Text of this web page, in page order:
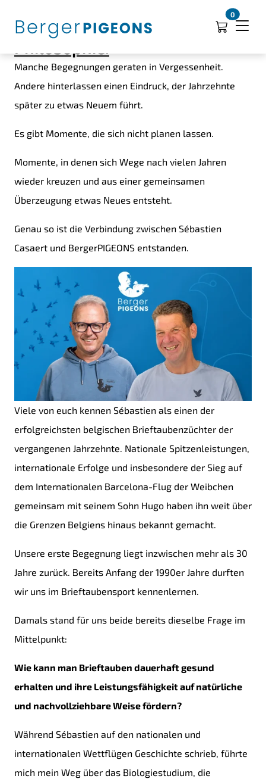
0
Zwei Wege, eine gemeinsame
Manche Begegnungen geraten in Vergessenheit.
Andere hinterlassen einen Eindruck, der Jahrzehnte
später zu etwas Neuem führt.
Es gibt Momente, die sich nicht planen lassen.
Momente, in denen sich Wege nach vielen Jahren
wieder kreuzen und aus einer gemeinsamen
Überzeugung etwas Neues entsteht.
Genau so ist die Verbindung zwischen Sébastien
Casaert und BergerPIGEONS entstanden.
Viele von euch kennen Sébastien als einen der
erfolgreichsten belgischen Brieftaubenzüchter der
vergangenen Jahrzehnte. Nationale Spitzenleistungen,
internationale Erfolge und insbesondere der Sieg auf
dem Internationalen Barcelona-Flug der Weibchen
gemeinsam mit seinem Sohn Hugo haben ihn weit über
die Grenzen Belgiens hinaus bekannt gemacht.
Unsere erste Begegnung liegt inzwischen mehr als 30
Jahre zurück. Bereits Anfang der 1990er Jahre durften
wir uns im Brieftaubensport kennenlernen.
Damals stand für uns beide bereits dieselbe Frage im
Mittelpunkt:
Wie kann man Brieftauben dauerhaft gesund
erhalten und ihre Leistungsfähigkeit auf natürliche
und nachvollziehbare Weise fördern?
Während Sébastien auf den nationalen und
internationalen Wettflügen Geschichte schrieb, führte
mich mein Weg über das Biologiestudium, die